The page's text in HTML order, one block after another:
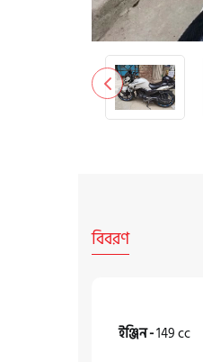
বিবরণ
ইঞ্জিন -149 cc